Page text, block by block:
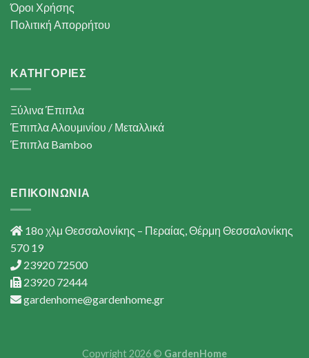
Όροι Χρήσης
Πολιτική Απορρήτου
ΚΑΤΗΓΟΡΙΕΣ
Ξύλινα Έπιπλα
Έπιπλα Αλουμινίου / Μεταλλικά
Έπιπλα Bamboo
ΕΠΙΚΟΙΝΩΝΙΑ
18ο χλμ Θεσσαλονίκης – Περαίας, Θέρμη Θεσσαλονίκης
570 19
23920 72500
23920 72444
gardenhome@gardenhome.gr
Copyright 2026 © GardenHome